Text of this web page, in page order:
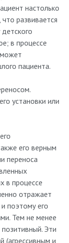
настолько
развивается
в процессе
пациента.
установки или
его верным
переноса
в процессе
отражает
поэтому его
Тем не менее
Эти
(агрессивным и